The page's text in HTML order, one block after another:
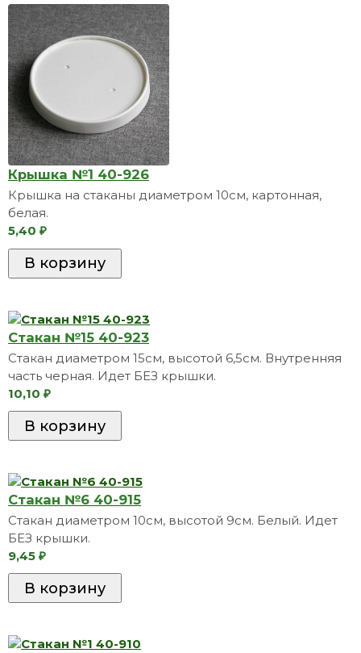
Крышка №1 40-926
Крышка на стаканы диаметром 10см, картонная,
белая.
5,40 ₽
Стакан №15 40-923
Стакан диаметром 15см, высотой 6,5см. Внутренняя
часть черная. Идет БЕЗ крышки.
10,10 ₽
Стакан №6 40-915
Стакан диаметром 10см, высотой 9см. Белый. Идет
БЕЗ крышки.
9,45 ₽